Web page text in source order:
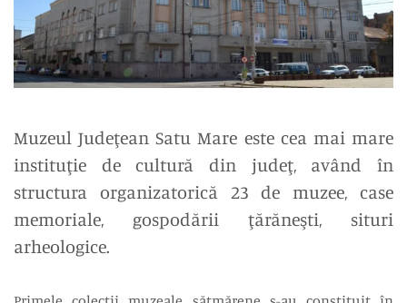
Muzeul Judeţean Satu Mare este cea mai mare
instituţie de cultură din judeţ, având în
structura organizatorică 23 de muzee, case
memoriale, gospodării ţărăneşti, situri
arheologice.